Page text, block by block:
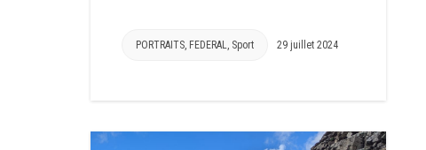
PORTRAITS, FEDERAL, Sport 29 juillet 2024